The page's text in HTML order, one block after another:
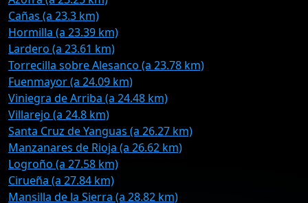
Cañas (a 23.3 km)
Hormilla (a 23.39 km)
Lardero (a 23.61 km)
Torrecilla sobre Alesanco (a 23.78 km)
Fuenmayor (a 24.09 km)
Viniegra de Arriba (a 24.48 km)
Villarejo (a 24.8 km)
Santa Cruz de Yanguas (a 26.27 km)
Manzanares de Rioja (a 26.62 km)
Logroño (a 27.58 km)
Cirueña (a 27.84 km)
Mansilla de la Sierra (a 28.82 km)